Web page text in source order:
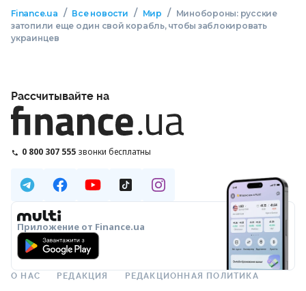
Finance.ua / Все новости / Мир /
Минобороны: русские
затопили еще один свой корабль, чтобы заблокировать
украинцев
Рассчитывайте на
0 800 307 555 звонки бесплатны
Приложение от Finance.ua
О НАС РЕДАКЦИЯ РЕДАКЦИОННАЯ ПОЛИТИКА